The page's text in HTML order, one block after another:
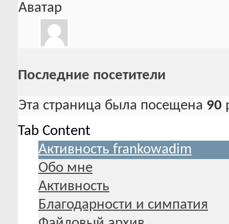
Аватар
Последние посетители
Эта страница была посещена 90
Tab Content
Активность frankowadim
Обо мне
Активность
Благодарности и симпатия